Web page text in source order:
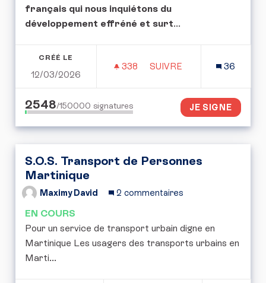
français qui nous inquiétons du
développement effréné et surt...
CRÉÉ LE
12/03/2026
338 338 ABONNÉS
SUIVRE
36
2548/150000 signatures JE SIGNE
S.O.S. Transport de Personnes
Martinique
Maximy David 2 commentaires
EN COURS
Pour un service de transport urbain digne en
Martinique Les usagers des transports urbains en
Marti...